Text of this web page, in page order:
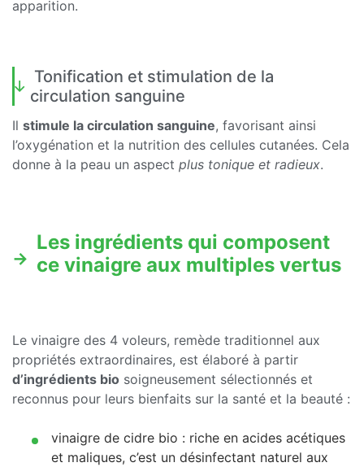
apparition.
Tonification et stimulation de la
circulation sanguine
Il stimule la circulation sanguine, favorisant ainsi
l’oxygénation et la nutrition des cellules cutanées. Cela
donne à la peau un aspect plus tonique et radieux.
Les ingrédients qui composent
ce vinaigre aux multiples vertus
Le vinaigre des 4 voleurs, remède traditionnel aux
propriétés extraordinaires, est élaboré à partir
d’ingrédients bio soigneusement sélectionnés et
reconnus pour leurs bienfaits sur la santé et la beauté :
vinaigre de cidre bio : riche en acides acétiques
et maliques, c’est un désinfectant naturel aux